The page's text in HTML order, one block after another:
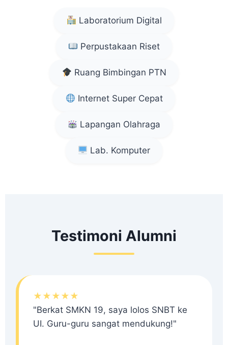
Laboratorium Digital
Perpustakaan Riset
Ruang Bimbingan PTN
Internet Super Cepat
Lapangan Olahraga
Lab. Komputer
Testimoni Alumni
★★★★★
"Berkat SMKN 19, saya lolos SNBT ke
UI. Guru-guru sangat mendukung!"